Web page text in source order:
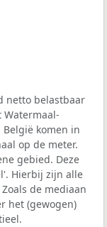
netto belastbaar
België komen in
op de meter.
gebied. Deze
Hierbij zijn alle
de mediaan
het (gewogen)